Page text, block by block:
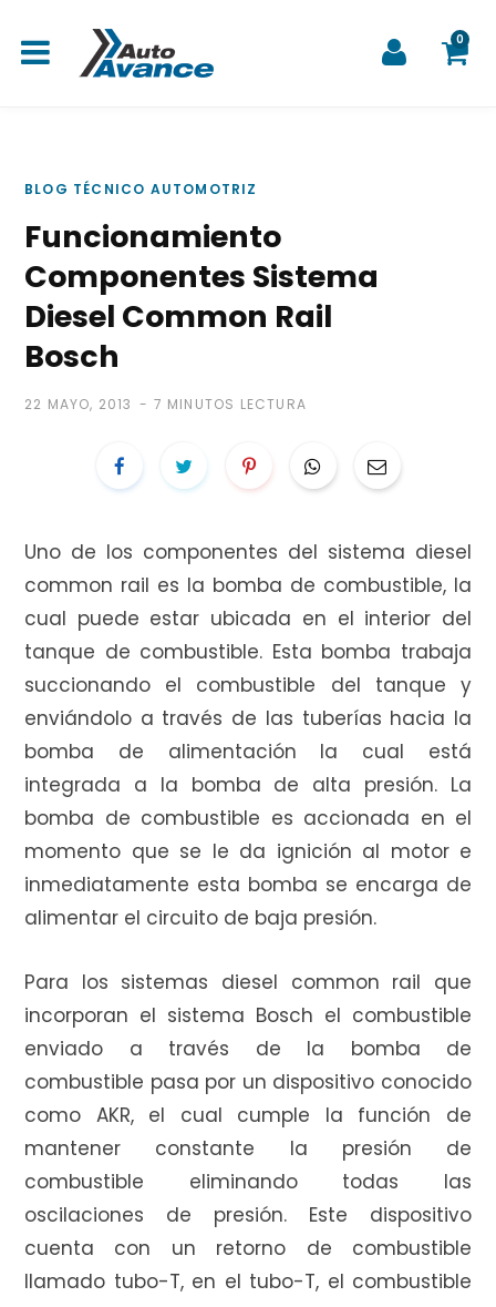
0
i
t
e
c
o
BLOG TÉCNICO AUTOMOTRIZ
Funcionamiento
Componentes Sistema
Diesel Common Rail
Bosch
22 MAYO, 2013 7 MINUTOS LECTURA
Uno de los componentes del sistema diesel
common rail es la bomba de combustible, la
cual puede estar ubicada en el interior del
tanque de combustible. Esta bomba trabaja
succionando el combustible del tanque y
enviándolo a través de las tuberías hacia la
bomba de alimentación la cual está
integrada a la bomba de alta presión. La
bomba de combustible es accionada en el
momento que se le da ignición al motor e
inmediatamente esta bomba se encarga de
alimentar el circuito de baja presión.
Para los sistemas diesel common rail que
incorporan el sistema Bosch el combustible
enviado a través de la bomba de
combustible pasa por un dispositivo conocido
como AKR, el cual cumple la función de
mantener constante la presión de
combustible eliminando todas las
oscilaciones de presión. Este dispositivo
cuenta con un retorno de combustible
llamado tubo-T, en el tubo-T, el combustible